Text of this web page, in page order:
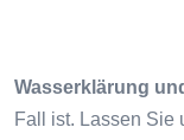
Wasserklärung
Fall ist. Lassen Sie